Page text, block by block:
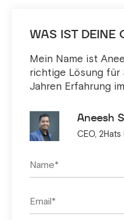
WAS IST DEINE
Mein Name ist
richtige Lösung für
Jahren Erfahrung
Aneesh
CEO,